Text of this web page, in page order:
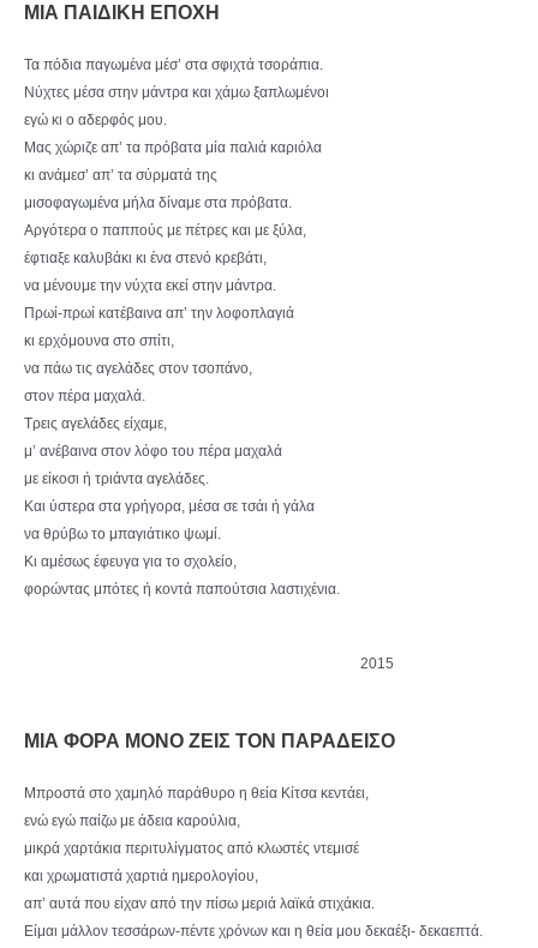
ΜΙΑ ΠΑΙΔΙΚΗ ΕΠΟΧΗ
Τα πόδια παγωμένα μέσ’ στα σφιχτά τσοράπια.
Νύχτες μέσα στην μάντρα και χάμω ξαπλωμένοι
εγώ κι ο αδερφός μου.
Μας χώριζε απ’ τα πρόβατα μία παλιά καριόλα
κι ανάμεσ’ απ’ τα σύρματά της
μισοφαγωμένα μήλα δίναμε στα πρόβατα.
Αργότερα ο παππούς με πέτρες και με ξύλα,
έφτιαξε καλυβάκι κι ένα στενό κρεβάτι,
να μένουμε την νύχτα εκεί στην μάντρα.
Πρωί-πρωί κατέβαινα απ’ την λοφοπλαγιά
κι ερχόμουνα στο σπίτι,
να πάω τις αγελάδες στον τσοπάνο,
στον πέρα μαχαλά.
Τρεις αγελάδες είχαμε,
μ’ ανέβαινα στον λόφο του πέρα μαχαλά
με είκοσι ή τριάντα αγελάδες.
Και ύστερα στα γρήγορα, μέσα σε τσάι ή γάλα
να θρύβω το μπαγιάτικο ψωμί.
Κι αμέσως έφευγα για το σχολείο,
φορώντας μπότες ή κοντά παπούτσια λαστιχένια.
2015
ΜΙΑ ΦΟΡΑ ΜΟΝΟ ΖΕΙΣ ΤΟΝ ΠΑΡΑΔΕΙΣΟ
Μπροστά στο χαμηλό παράθυρο η θεία Κίτσα κεντάει,
ενώ εγώ παίζω με άδεια καρούλια,
μικρά χαρτάκια περιτυλίγματος από κλωστές ντεμισέ
και χρωματιστά χαρτιά ημερολογίου,
απ’ αυτά που είχαν από την πίσω μεριά λαϊκά στιχάκια.
Είμαι μάλλον τεσσάρων-πέντε χρόνων και η θεία μου δεκαέξι- δεκαεπτά.